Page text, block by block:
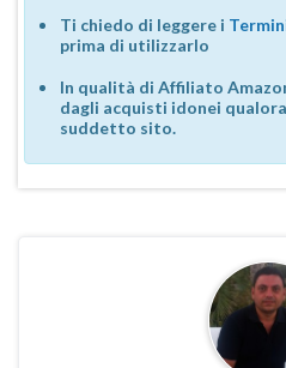
Ti chiedo di leggere i
prima di utilizzarlo
In qualità di Affiliato
dagli acquisti idonei
suddetto sito.